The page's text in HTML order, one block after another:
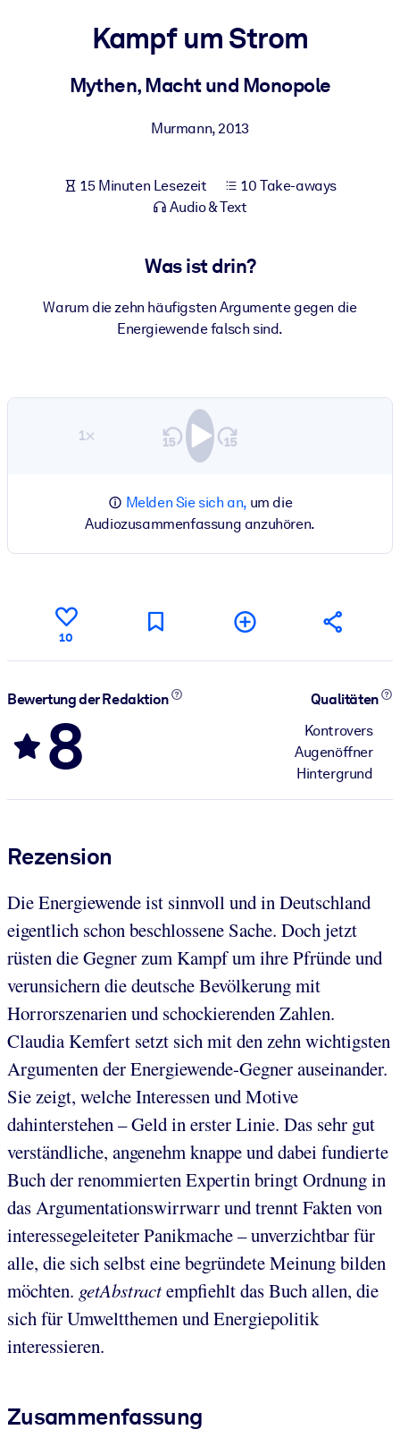
Bauen Sie eine gesunde und resiliente Belegschaft auf.
Für Unternehmensbibliotheken
vertrauenswürdigem, praxisnahem Business-Wissen.
Nutzen Sie verlässliches, strukturiertes Wissen, um die Ergebnisse
Ihrer KI-Systeme zu optimieren.
Kampf um Strom
Mythen, Macht und Monopole
Murmann,2013
15 Minuten Lesezeit
10 Take-aways
Audio & Text
Was ist drin?
Warum die zehn häufigsten Argumente gegen die
Energiewende falsch sind.
1×
Melden Sie sich an,um die
Audiozusammenfassung anzuhören.
10
Bewertung der Redaktion
8
Qualitäten
Kontrovers
Augenöffner
Hintergrund
Rezension
Die Energiewende ist sinnvoll und in Deutschland
eigentlich schon beschlossene Sache. Doch jetzt
rüsten die Gegner zum Kampf um ihre Pfründe und
verunsichern die deutsche Bevölkerung mit
Horrorszenarien und schockierenden Zahlen.
Claudia Kemfert setzt sich mit den zehn wichtigsten
Argumenten der Energiewende-Gegner auseinander.
Sie zeigt, welche Interessen und Motive
dahinterstehen – Geld in erster Linie. Das sehr gut
verständliche, angenehm knappe und dabei fundierte
Buch der renommierten Expertin bringt Ordnung in
das Argumentationswirrwarr und trennt Fakten von
interessegeleiteter Panikmache – unverzichtbar für
alle, die sich selbst eine begründete Meinung bilden
möchten. getAbstractempfiehlt das Buch allen, die
sich für Umweltthemen und Energiepolitik
interessieren.
Zusammenfassung